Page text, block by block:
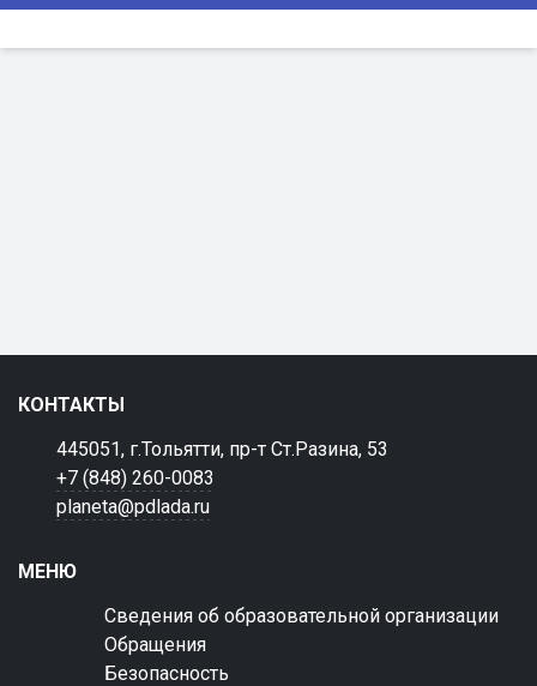
КОНТАКТЫ
445051, г.Тольятти, пр-т Ст.Разина, 53
+7 (848) 260-0083
planeta@pdlada.ru
МЕНЮ
Сведения об образовательной организации
Обращения
Безопасность